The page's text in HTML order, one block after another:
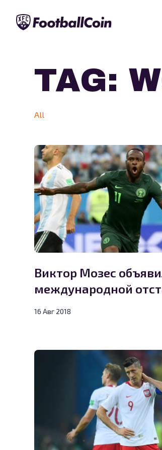
TAG:
All
Виктор Мозес
международной
16 Авг 2018